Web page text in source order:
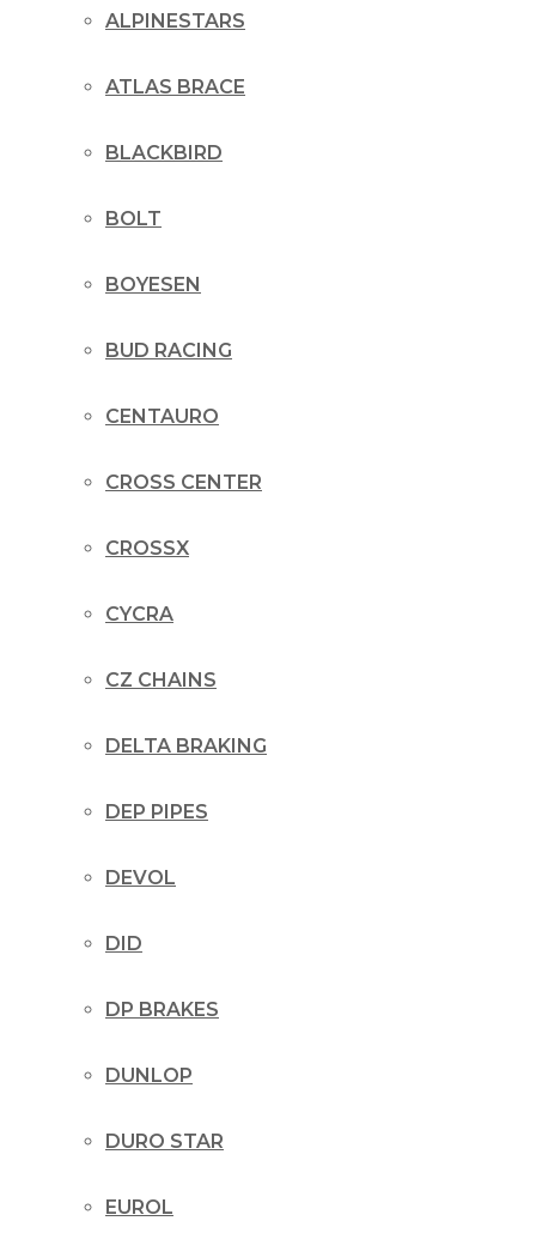
ALPINESTARS
ATLAS BRACE
BLACKBIRD
BOLT
BOYESEN
BUD RACING
CENTAURO
CROSS CENTER
CROSSX
CYCRA
CZ CHAINS
DELTA BRAKING
DEP PIPES
DEVOL
DID
DP BRAKES
DUNLOP
DURO STAR
EUROL